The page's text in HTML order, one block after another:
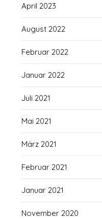
April 2023
August 2022
Februar 2022
Januar 2022
Juli 2021
Mai 2021
März 2021
Februar 2021
Januar 2021
November 2020